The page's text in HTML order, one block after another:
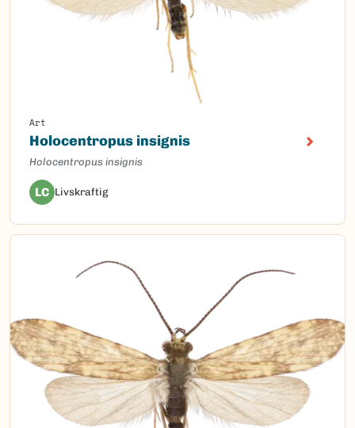
Art
Holocentropus insignis
Holocentropus insignis
LC Livskraftig